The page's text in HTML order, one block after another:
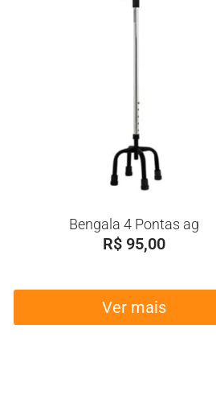
Bengala 4 Pontas ag
R$ 95,00
Ver mais